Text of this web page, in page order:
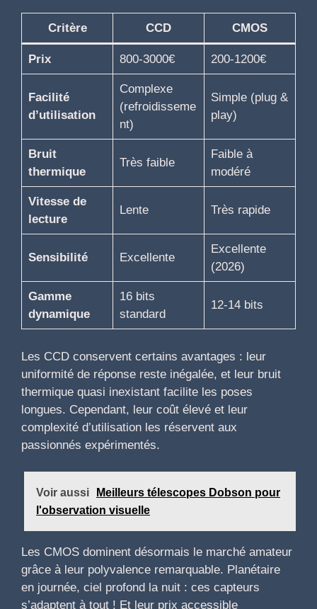
Critère CCD CMOS
Prix 800-3000€ 200-1200€
Facilité
d’utilisation
Complexe
(refroidisseme
nt)
Simple (plug &
play)
Bruit
thermique
Très faible
Faible à
modéré
Vitesse de
lecture
Lente Très rapide
Sensibilité Excellente
Excellente
(2026)
Gamme
dynamique
16 bits
standard
12-14 bits
Les CCD conservent certains avantages : leur
uniformité de réponse reste inégalée, et leur bruit
thermique quasi inexistant facilite les poses
longues. Cependant, leur coût élevé et leur
complexité d’utilisation les réservent aux
passionnés expérimentés.
Voir aussi
Meilleurs télescopes Dobson pour
l'observation visuelle
Les CMOS dominent désormais le marché amateur
grâce à leur polyvalence remarquable. Planétaire
en journée, ciel profond la nuit : ces capteurs
s’adaptent à tout ! Et leur prix accessible